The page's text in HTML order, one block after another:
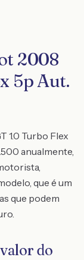
2008
5p Aut.
1.0 Turbo Flex
anualmente,
que é um
que podem
do